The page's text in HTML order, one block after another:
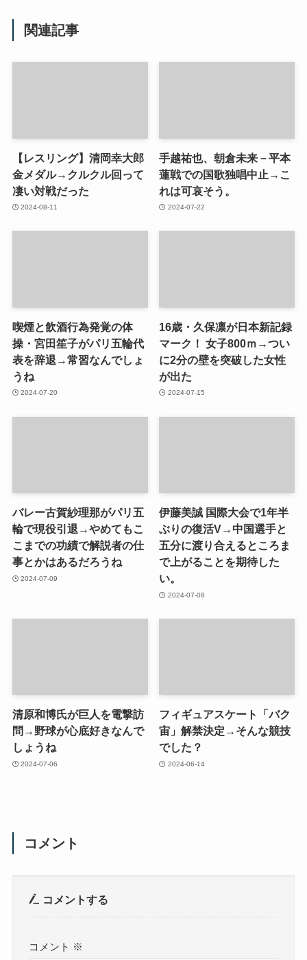
関連記事
【レスリング】清岡幸大郎
金メダル→クルクル回って
凄い対戦だった
2024-08-11
手越祐也、朝倉未来－平本
蓮戦での国歌独唱中止→こ
れは可哀そう。
2024-07-22
喫煙と飲酒行為発覚の体
操・宮田笙子がパリ五輪代
表を辞退→常習なんでしょ
うね
2024-07-20
16歳・久保凛が日本新記録
マーク！ 女子800ｍ→つい
に2分の壁を突破した女性
が出た
2024-07-15
バレー古賀紗理那がパリ五
輪で現役引退→やめてもこ
こまでの功績で解説者の仕
事とかはあるだろうね
2024-07-09
伊藤美誠 国際大会で1年半
ぶりの復活V→中国選手と
五分に渡り合えるところま
で上がることを期待した
い。
2024-07-08
清原和博氏が巨人を電撃訪
問→野球が心底好きなんで
しょうね
2024-07-06
フィギュアスケート「バク
宙」解禁決定→そんな競技
でした？
2024-06-14
コメント
コメントする
コメント ※